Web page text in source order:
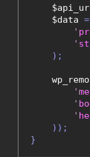
    $data
=
);
));
}